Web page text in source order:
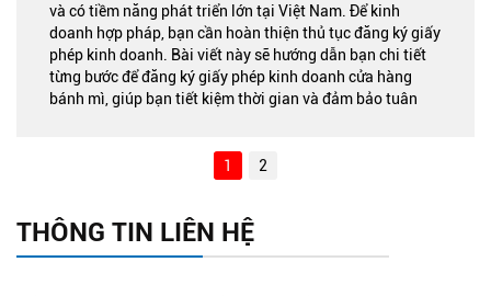
và có tiềm năng phát triển lớn tại Việt Nam. Để kinh
doanh hợp pháp, bạn cần hoàn thiện thủ tục đăng ký giấy
phép kinh doanh. Bài viết này sẽ hướng dẫn bạn chi tiết
từng bước để đăng ký giấy phép kinh doanh cửa hàng
bánh mì, giúp bạn tiết kiệm thời gian và đảm bảo tuân
1 2
THÔNG TIN LIÊN HỆ